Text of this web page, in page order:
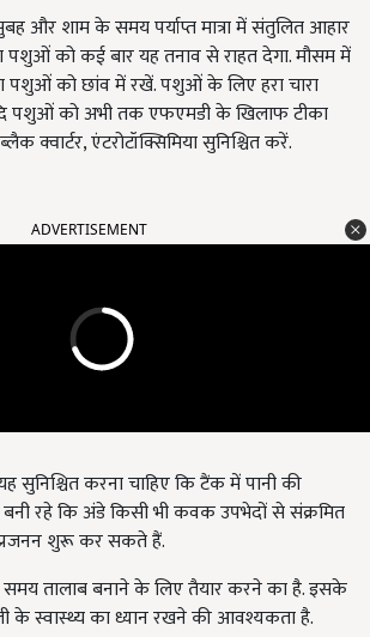
और शाम के समय पर्याप्त मात्रा में संतुलित आहार
पशुओं को कई बार यह तनाव से राहत देगा. मौसम में
पशुओं को छांव में रखें. पशुओं के लिए हरा चारा
पशुओं को अभी तक एफएमडी के खिलाफ टीका
क्वार्टर, एंटरोटॉक्सिमिया सुनिश्चित करें.
ADVERTISEMENT
सुनिश्चित करना चाहिए कि टैंक में पानी की
रहे कि अंडे किसी भी कवक उपभेदों से संक्रमित
प्रजनन शुरू कर सकते हैं.
समय तालाब बनाने के लिए तैयार करने का है. इसके
के स्वास्थ्य का ध्यान रखने की आवश्यकता है.